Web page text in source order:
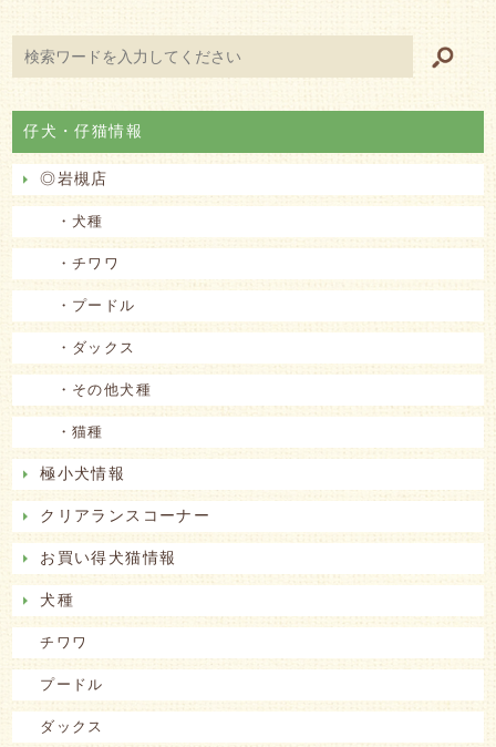
仔犬・仔猫情報
◎岩槻店
・犬種
・チワワ
・プードル
・ダックス
・その他犬種
・猫種
極小犬情報
クリアランスコーナー
お買い得犬猫情報
犬種
チワワ
プードル
ダックス